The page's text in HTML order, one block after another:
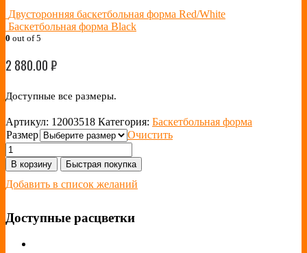
Двусторонняя баскетбольная форма Red/White
Баскетбольная форма Black
0 out of 5
2 880.00₽
Доступные все размеры.
Артикул: 12003518 Категория: Баскетбольная форма
Размер
Очистить
В корзину Быстрая покупка
Добавить в список желаний
Доступные расцветки